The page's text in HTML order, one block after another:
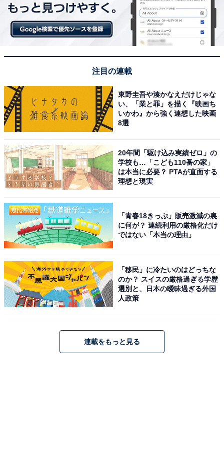
実させながら、社会の役に立てる人になって欲しいので
（40代女性／東京都）」「大学のネームバリューから将
来性を感じて（40代男性／愛知県）」「一生懸命勉強し
※回答者コメントは原文ママです
優秀な学生が多そうな「東京都の大学」ランキ
ング！ 1位は「東京大学」、では2位は？
注目の連載
東野圭吾や湊かなえだけじゃな
い、「業と罪」を描く『映画ち
いかわ』から強く連想した映画
8選
20年間「駆け込み実績ゼロ」の
学校も…「こども110番の家」
は本当に必要？ PTAが直面する
理想と現実
「青春18きっぷ」販売激減の裏
に何が？ 連続利用の厳格化だけ
ではない「本当の理由」
「移民」に冷たいのはどっちな
のか？ スイスの厳格過ぎる学歴
選別と、日本の曖昧過ぎる外国
人政策
連載をもっと見る